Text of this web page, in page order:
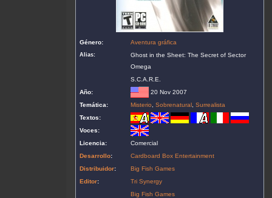
Género: Aventura gráfica
Alias:
Ghost in the Sheet: The Secret of Sector
Omega
S.C.A.R.E.
Año:
20 Nov 2007
Temática:
Misterio ,Sobrenatural ,Surrealista
Textos:
Voces:
Licencia:
Comercial
Desarrollo:
Cardboard Box Entertainment
Distribuidor:
Big Fish Games
Editor:
Tri Synergy
Big Fish Games